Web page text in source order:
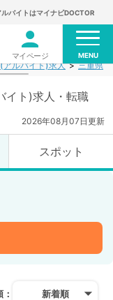
バイトはマイナビDOCTOR
マイページ MENU
アルバイト)求人 三重県
イト)求人・転職
2026年08月07日更新
スポット
新着順